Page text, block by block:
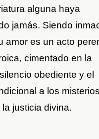
alguna haya
jamás. Siendo
amor es un acto
cimentado en la
obediente y el
a los
justicia divina.